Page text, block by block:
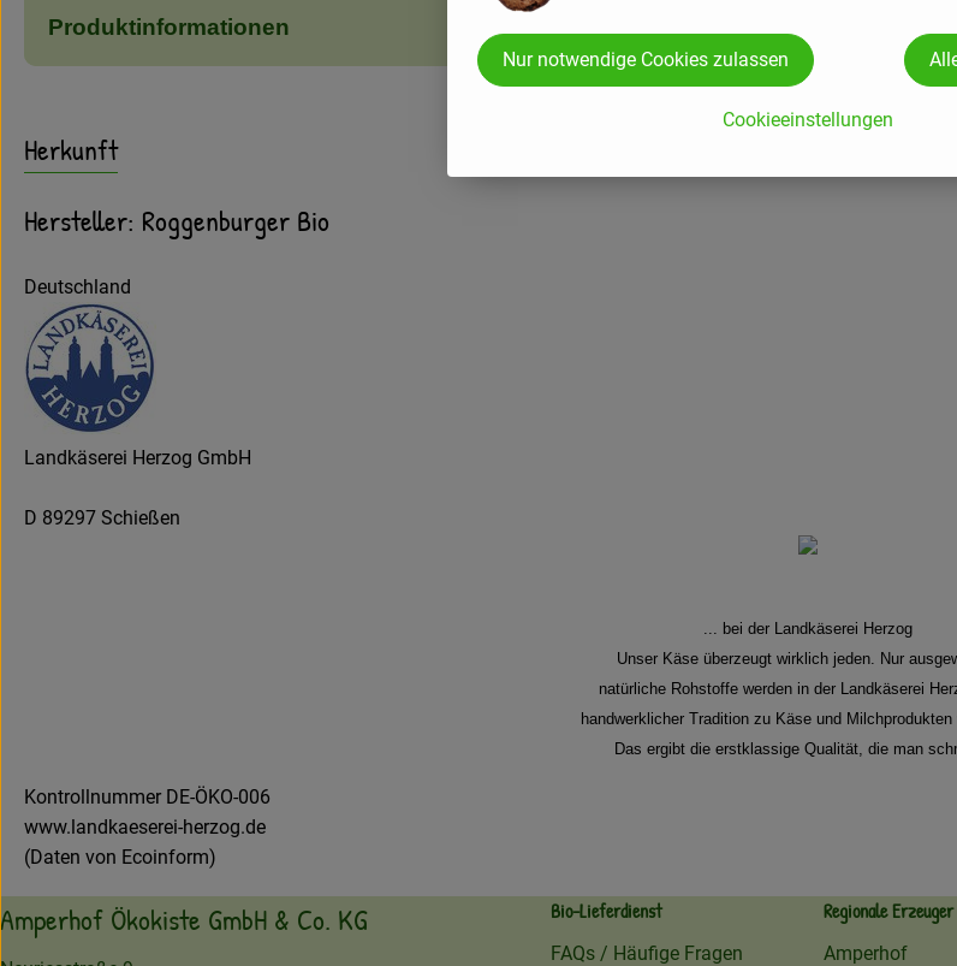
Produktinformationen
Herkunft
Hersteller: Roggenburger Bio
Deutschland
Landkäserei Herzog GmbH
D 89297 Schießen
... bei der Landkäserei Herzog
Unser Käse überzeugt wirklich jeden. Nur
natürliche Rohstoffe werden in der Landkäserei
handwerklicher Tradition zu Käse und Milchprodukten
Das ergibt die erstklassige Qualität, die man
Kontrollnummer DE-ÖKO-006
www.landkaeserei-herzog.de
(Daten von Ecoinform)
Amperhof Ökokiste GmbH & Co. KG Bio-Lieferdienst
FAQs / Häufige Fragen
Regionale Erzeuger
Amperhof
Cookieeinstellungen
Nur notwendige Cookies zulassen